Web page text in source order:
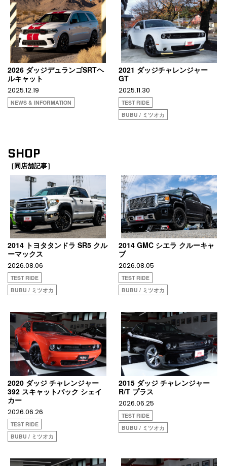
2026 ダッジデュランゴSRTヘ
ルキャット
2025.12.19
NEWS & INFORMATION
2021 ダッジチャレンジャー
GT
2025.11.30
TEST RIDE
BUBU / ミツオカ
SHOP
［同店舗記事］
2014 トヨタタンドラ SR5 クル
ーマックス
2026.08.06
TEST RIDE
BUBU / ミツオカ
2014 GMC シエラ クルーキャ
ブ
2026.08.05
TEST RIDE
BUBU / ミツオカ
2020 ダッジ チャレンジャー
392 スキャットパック シェイ
カー
2026.06.26
TEST RIDE
BUBU / ミツオカ
2015 ダッジ チャレンジャー
R/T プラス
2026.06.25
TEST RIDE
BUBU / ミツオカ